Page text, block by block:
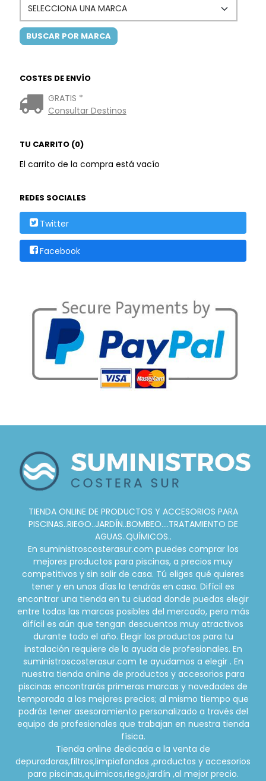
COSTES DE ENVÍO
GRATIS *
Consultar Destinos
TU CARRITO (0)
El carrito de la compra está vacío
REDES SOCIALES
Twitter
Facebook
TIENDA ONLINE DE PRODUCTOS Y ACCESORIOS PARA
PISCINAS..RIEGO..JARDÍN..BOMBEO....TRATAMIENTO DE
AGUAS..QUÍMICOS..
En suministroscosterasur.com puedes comprar los
mejores productos para piscinas, a precios muy
competitivos y sin salir de casa. Tú eliges qué quieres
tener y en unos días la tendrás en casa. Difícil es
encontrar una tienda en tu ciudad donde puedas elegir
entre todas las marcas posibles del mercado, pero más
difícil es aún que tengan descuentos muy atractivos
durante todo el año. Elegir los productos para tu
instalación requiere de la ayuda de profesionales. En
suministroscosterasur.com te ayudamos a elegir . En
nuestra tienda online de productos y accesorios para
piscinas encontrarás primeras marcas y novedades de
temporada a los mejores precios; al mismo tiempo que
podrás tener asesoramiento personalizado a través del
equipo de profesionales que trabajan en nuestra tienda
física.
Tienda online dedicada a la venta de
depuradoras,filtros,limpiafondos ,productos y accesorios
para piscinas,químicos,riego,jardín ,al mejor precio.